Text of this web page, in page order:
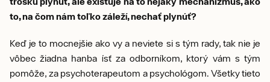
to, na čom nám toľko záleží, nechať plynúť?
Keď je to mocnejšie ako vy a neviete si s tým rady, tak nie je
vôbec žiadna hanba ísť za odborníkom, ktorý vám s tým
pomôže, za psychoterapeutom a psychológom. Všetky tieto